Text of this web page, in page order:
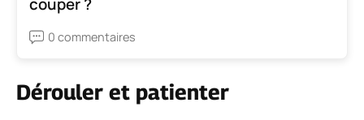
couper ?
0 commentaires
Dérouler et patienter